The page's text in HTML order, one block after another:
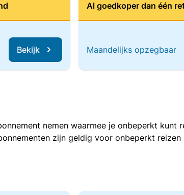
Bekijk
Al goedkoper dan één
Maandelijks opzegbaar
nemen waarmee je onbeperkt
zijn geldig voor onbeperkt reizen